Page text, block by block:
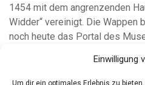
Einwilligung
Um dir ein optimales Erlebnis zu
1454 mit dem angrenzenden
Widder“ vereinigt. Die Wappen
noch heute das Portal des
Kulturgeschichte der Region
Dauerausstellung.